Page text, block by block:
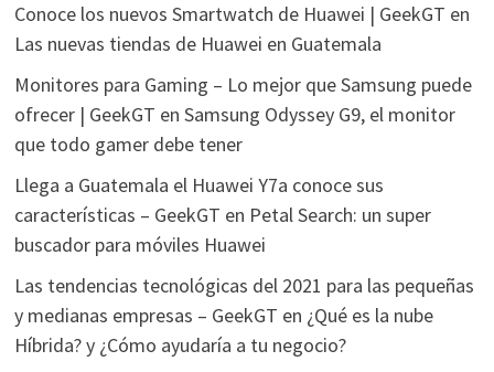
Conoce los nuevos Smartwatch de Huawei | GeekGT en
Las nuevas tiendas de Huawei en Guatemala
Monitores para Gaming – Lo mejor que Samsung puede
ofrecer | GeekGT en Samsung Odyssey G9, el monitor
que todo gamer debe tener
Llega a Guatemala el Huawei Y7a conoce sus
características – GeekGT en Petal Search: un super
buscador para móviles Huawei
Las tendencias tecnológicas del 2021 para las pequeñas
y medianas empresas – GeekGT en ¿Qué es la nube
Híbrida? y ¿Cómo ayudaría a tu negocio?